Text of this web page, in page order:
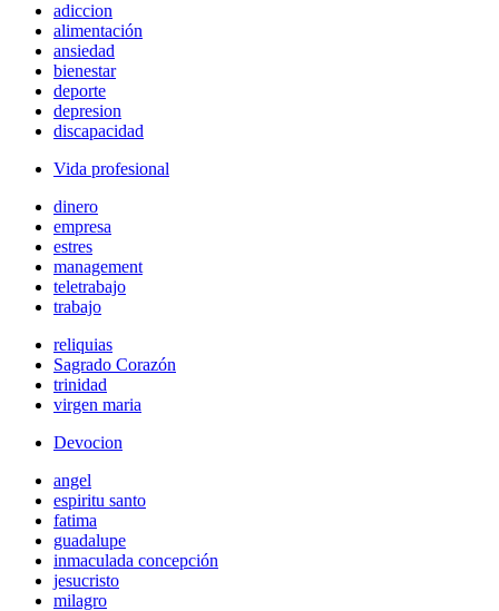
adiccion
alimentación
ansiedad
bienestar
deporte
depresion
discapacidad
Vida profesional
dinero
empresa
estres
management
teletrabajo
trabajo
reliquias
Sagrado Corazón
trinidad
virgen maria
Devocion
angel
espiritu santo
fatima
guadalupe
inmaculada concepción
jesucristo
milagro